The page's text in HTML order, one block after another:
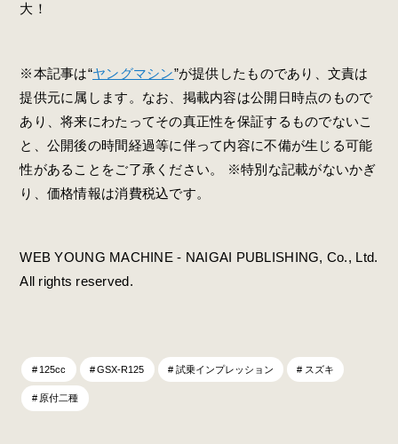
大！
※本記事は“ヤングマシン”が提供したものであり、文責は
提供元に属します。なお、掲載内容は公開日時点のもので
あり、将来にわたってその真正性を保証するものでないこ
と、公開後の時間経過等に伴って内容に不備が生じる可能
性があることをご了承ください。 ※特別な記載がないかぎ
り、価格情報は消費税込です。
WEB YOUNG MACHINE - NAIGAI PUBLISHING, Co., Ltd.
All rights reserved.
125cc GSX-R125 試乗インプレッション スズキ
原付二種